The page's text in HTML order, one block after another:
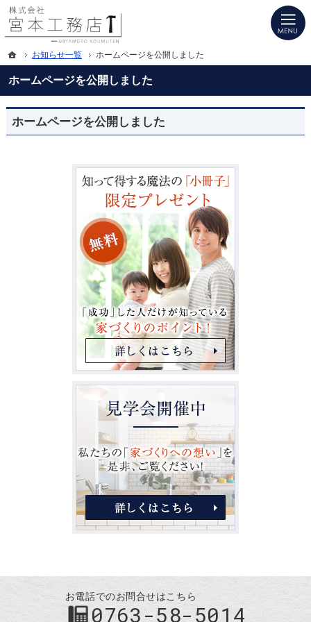
ホームページを公開しました
プロの目線からご提案。富山県南砺市・砺波市・小矢部市の注文住宅・新築戸建
富山県南砺市・砺波市・小矢部市の新築・注文住宅・新築戸建てを手がける工務
ホームページを公開しました
ホーム
お知らせ一覧 ホームページを公開しました
お電話でのお問合せはこちら
0763-58-5014